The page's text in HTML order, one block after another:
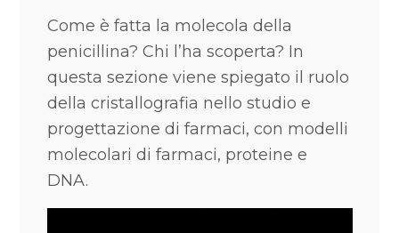
Come è fatta la molecola della
penicillina? Chi l’ha scoperta? In
questa sezione viene spiegato il ruolo
della cristallografia nello studio e
progettazione di farmaci, con modelli
molecolari di farmaci, proteine e
DNA.